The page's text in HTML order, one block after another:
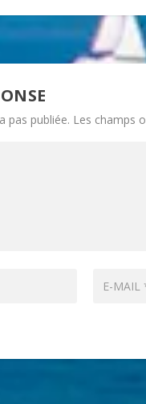
pas publiée. Les champs